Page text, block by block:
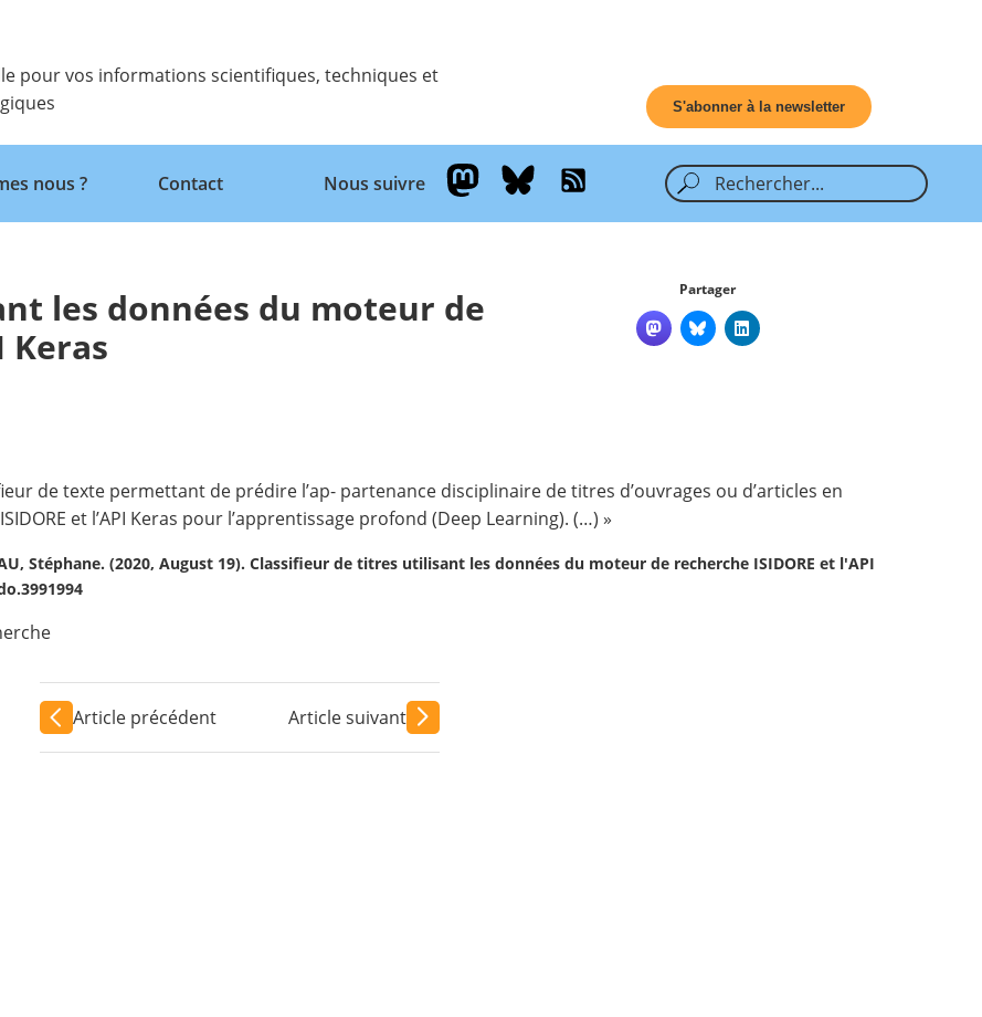
pour vos informations scientifiques, techniques et
S'abonner à la newsletter
Retour
nous ? Contact Nous suivre
les données du moteur de
Keras
Partager
de texte permettant de prédire l’ap- partenance disciplinaire de titres d’ouvrages ou d’articles en
et l’API Keras pour l’apprentissage profond (Deep Learning). (…) »
Stéphane. (2020, August 19). Classifieur de titres utilisant les données du moteur de recherche ISIDORE et l'API
Article précédent Article suivant